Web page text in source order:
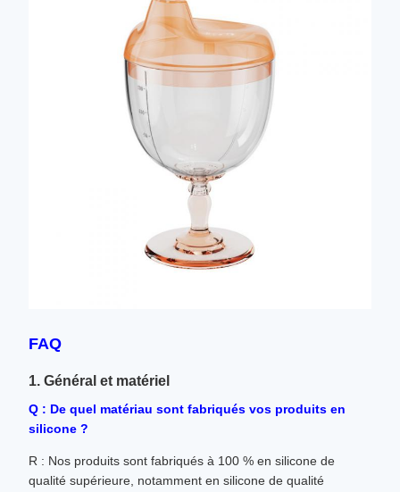
FAQ
1. Général et matériel
Q : De quel matériau sont fabriqués vos produits en
silicone ?
R : Nos produits sont fabriqués à 100 % en silicone de
qualité supérieure, notamment en silicone de qualité